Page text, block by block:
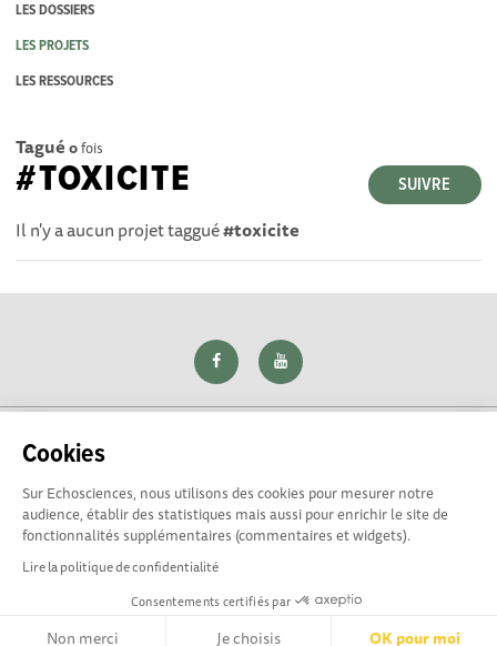
Cookies
Sur Echosciences, nous utilisons des cookies pour mesurer notre
audience, établir des statistiques mais aussi pour enrichir le site de
fonctionnalités supplémentaires (commentaires et widgets).
Lire la politique de confidentialité
Consentements certifiés par
Non merci Je choisis OK pour moi
LES DOSSIERS
LES PROJETS
LES RESSOURCES
Tagué 0fois
SUIVRE
#TOXICITE
Il n'y a aucun projet taggué#toxicite
Explorer, s’exprimer, rentrer en contact : Echosciences Loire
est le réseau social des amateurs de sciences et de
technologies du territoire. Propulsé parLa Rotonde
Mentions légales|Politique de confidentialité
Ligne éditoriale